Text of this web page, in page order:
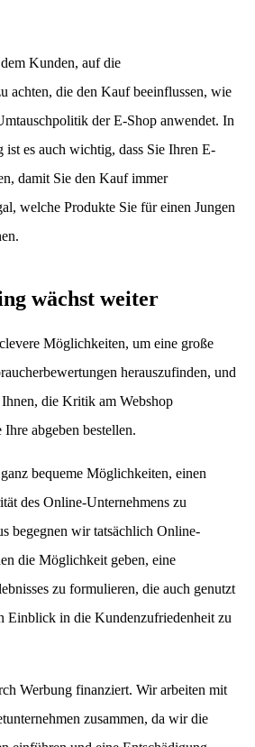
Kunden, auf die
achten, die den Kauf beeinflussen, wie
der E-Shop anwendet. In
ist es auch wichtig, dass Sie Ihren E-
damit Sie den Kauf immer
welche Produkte Sie für einen Jungen
wächst weiter
Möglichkeiten, um eine große
herauszufinden, und
die Kritik am Webshop
abgeben bestellen.
bequeme Möglichkeiten, einen
des Online-Unternehmens zu
begegnen wir tatsächlich Online-
die Möglichkeit geben, eine
zu formulieren, die auch genutzt
Einblick in die Kundenzufriedenheit zu
Werbung finanziert. Wir arbeiten mit
zusammen, da wir die